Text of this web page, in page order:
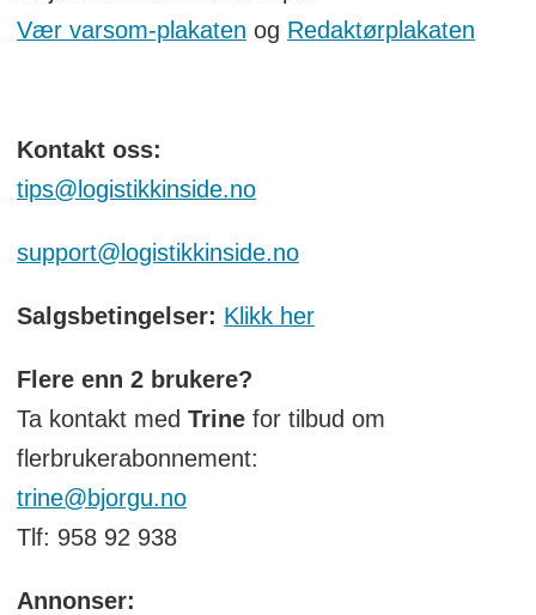
Vær varsom-plakaten og Redaktørplakaten
Kontakt oss:
tips@logistikkinside.no
support@logistikkinside.no
Salgsbetingelser: Klikk her
Flere enn 2 brukere?
Ta kontakt med Trinefor tilbud om
flerbrukerabonnement:
trine@bjorgu.no
Tlf: 958 92 938
Annonser: